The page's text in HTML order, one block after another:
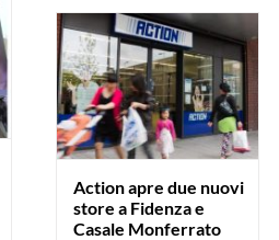
Action apre due
nuovi store a
Fidenza e Casale
Monferrato
Action apre due nuovi
store a Fidenza e
Casale Monferrato